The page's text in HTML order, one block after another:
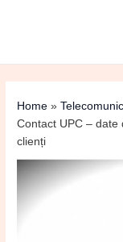
Home
Contact UPC – date
clienți